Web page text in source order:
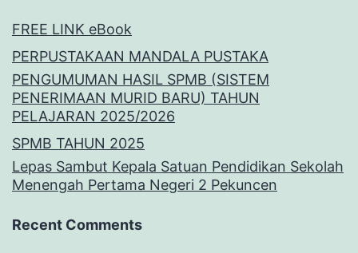
FREE LINK eBook
PERPUSTAKAAN MANDALA PUSTAKA
PENGUMUMAN HASIL SPMB (SISTEM
PENERIMAAN MURID BARU) TAHUN
PELAJARAN 2025/2026
SPMB TAHUN 2025
Lepas Sambut Kepala Satuan Pendidikan Sekolah
Menengah Pertama Negeri 2 Pekuncen
Recent Comments